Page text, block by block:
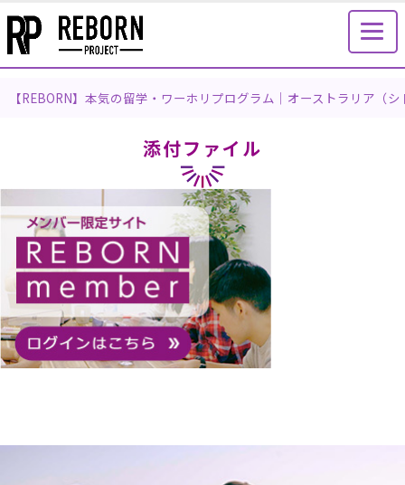
【REBORN】本気の留学・ワーホリプログラム｜オーストラリア（
添付ファイル